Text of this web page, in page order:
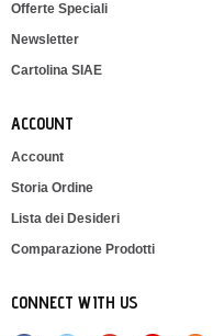
Offerte Speciali
Newsletter
Cartolina SIAE
ACCOUNT
Account
Storia Ordine
Lista dei Desideri
Comparazione Prodotti
CONNECT WITH US